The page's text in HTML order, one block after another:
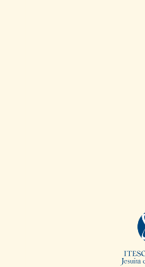
Salvo indicação
Commons